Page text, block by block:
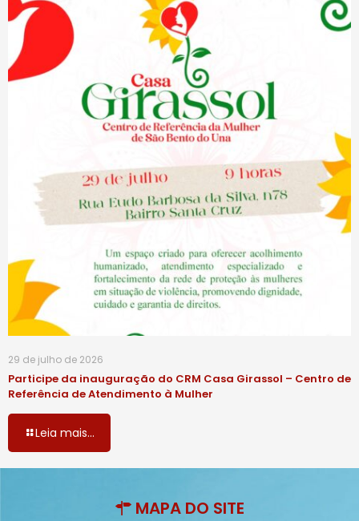
29 de julho de 2026
Participe da inauguração do CRM Casa Girassol – Centro de
Referência de Atendimento à Mulher
Leia mais...
MAPA DO SITE